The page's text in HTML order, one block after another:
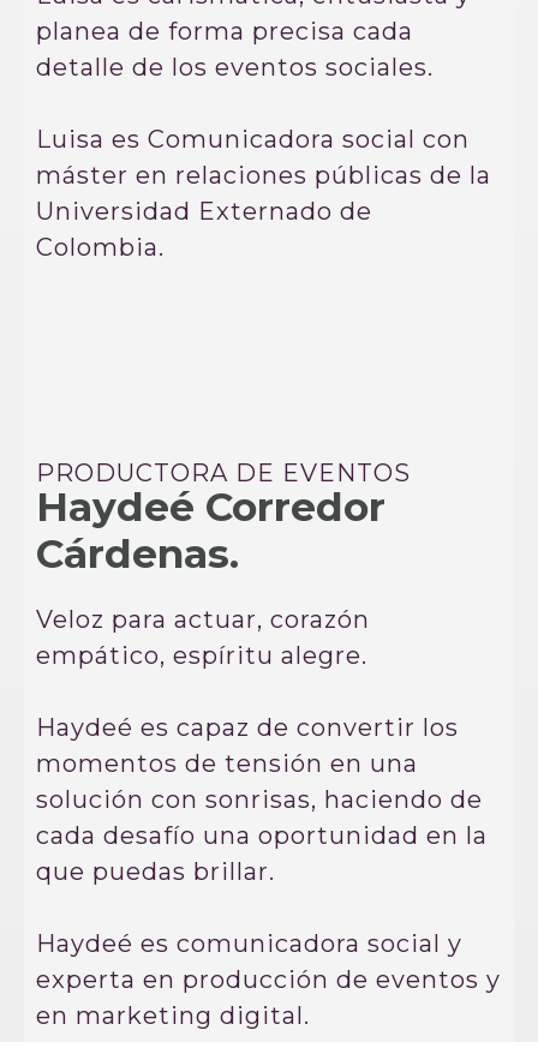
planea de forma precisa cada
detalle de los eventos sociales.
Luisa es Comunicadora social con
máster en relaciones públicas de la
Universidad Externado de
Colombia.
Veloz para actuar, corazón
empático, espíritu alegre.
Haydeé es capaz de convertir los
momentos de tensión en una
solución con sonrisas, haciendo de
cada desafío una oportunidad en la
que puedas brillar.
Haydeé es comunicadora social y
experta en producción de eventos y
en marketing digital.
Haydeé Corredor
Cárdenas.
PRODUCTORA DE EVENTOS